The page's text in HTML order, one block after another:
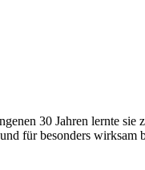
30 Jahren lernte
für besonders wirksam